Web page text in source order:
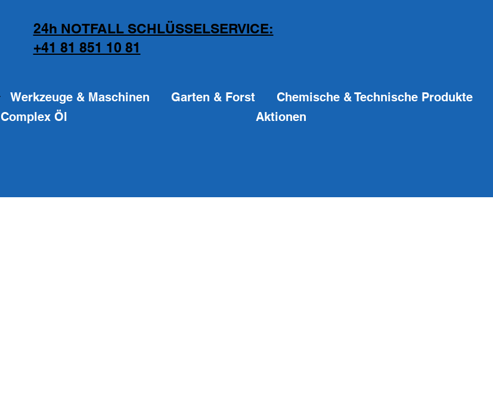
24h NOTFALL SCHLÜSSELSERVICE:
+41 81 851 10 81
Werkzeuge & Maschinen Garten & Forst
Chemische & Technische Produkte
Complex Öl Aktionen